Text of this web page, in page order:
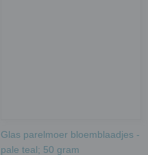
Glas parelmoer bloemblaadjes -
pale teal; 50 gram